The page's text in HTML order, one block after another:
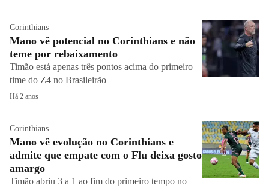
Corinthians
Mano vê potencial no Corinthians e não
teme por rebaixamento
Timão está apenas três pontos acima do primeiro
time do Z4 no Brasileirão
Há 2 anos
Corinthians
Mano vê evolução no Corinthians e
admite que empate com o Flu deixa gosto
amargo
Timão abriu 3 a 1 ao fim do primeiro tempo no